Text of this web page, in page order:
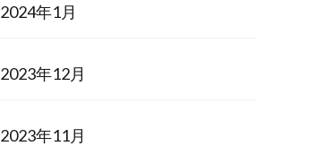
2024年1月
2023年12月
2023年11月